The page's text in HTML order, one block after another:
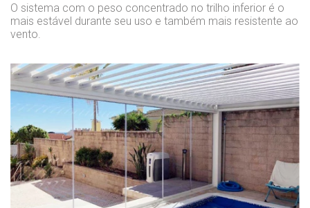
O sistema com o peso concentrado no trilho inferior é o
mais estável durante seu uso e também mais resistente ao
vento.